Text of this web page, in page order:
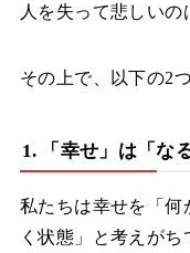
人を失って悲しいの
その上で、以下の2
1. 「幸せ」は「な
私たちは幸せを「何
く状態」と考えが